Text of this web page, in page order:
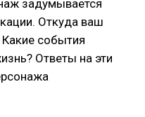
задумывается
Откуда ваш
события
Ответы на эти